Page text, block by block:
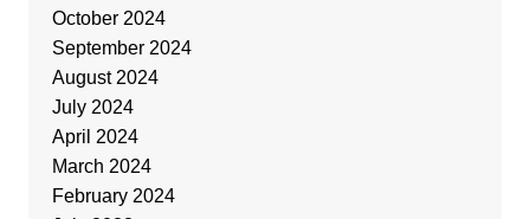
October 2024
September 2024
August 2024
July 2024
April 2024
March 2024
February 2024